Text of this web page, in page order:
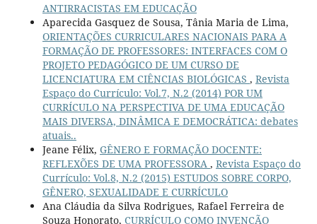
ANTIRRACISTAS EM EDUCAÇÃO
Aparecida Gasquez de Sousa, Tânia Maria de Lima,
ORIENTAÇÕES CURRICULARES NACIONAIS PARA A
FORMAÇÃO DE PROFESSORES: INTERFACES COM O
PROJETO PEDAGÓGICO DE UM CURSO DE
LICENCIATURA EM CIÊNCIAS BIOLÓGICAS , Revista
Espaço do Currículo: Vol.7, N.2 (2014) POR UM
CURRÍCULO NA PERSPECTIVA DE UMA EDUCAÇÃO
MAIS DIVERSA, DINÂMICA E DEMOCRÁTICA: debates
atuais..
Jeane Félix, GÊNERO E FORMAÇÃO DOCENTE:
REFLEXÕES DE UMA PROFESSORA , Revista Espaço do
Currículo: Vol.8, N.2 (2015) ESTUDOS SOBRE CORPO,
GÊNERO, SEXUALIDADE E CURRÍCULO
Ana Cláudia da Silva Rodrigues, Rafael Ferreira de
Souza Honorato, CURRÍCULO COMO INVENÇÃO